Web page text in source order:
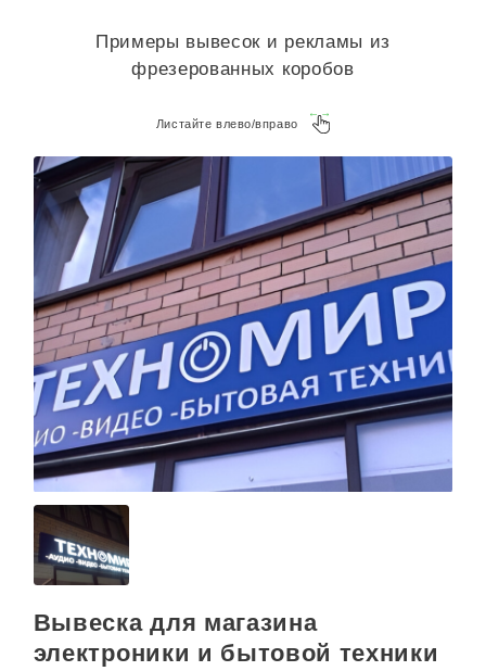
Примеры вывесок и рекламы из
фрезерованных коробов
Листайте влево/вправо
Вывеска для магазина
электроники и бытовой техники